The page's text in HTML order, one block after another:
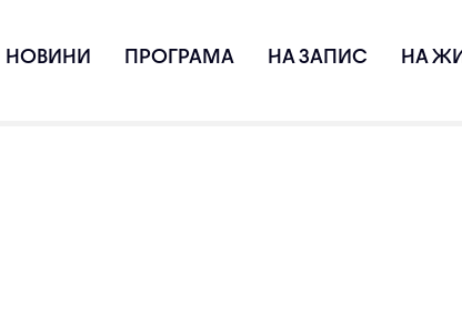
НОВИНИ ПРОГРАМА НА ЗАПИС НА